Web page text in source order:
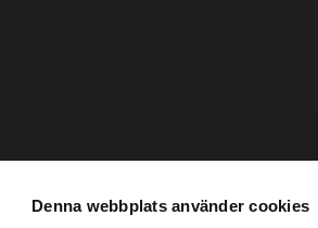
Denna webbplats använder cookies